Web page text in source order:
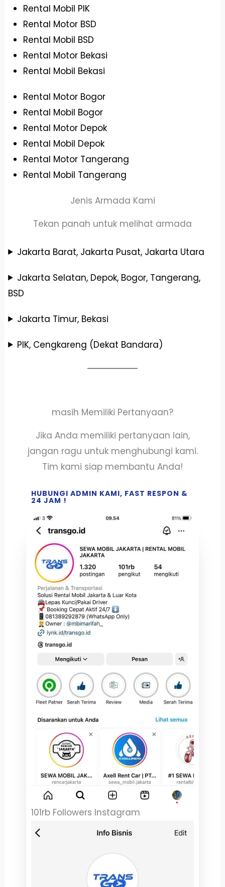
Rental Mobil PIK
Rental Motor BSD
Rental Mobil BSD
Rental Motor Bekasi
Rental Mobil Bekasi
Rental Motor Bogor
Rental Mobil Bogor
Rental Motor Depok
Rental Mobil Depok
Rental Motor Tangerang
Rental Mobil Tangerang
Jenis Armada Kami
Tekan panah untuk melihat armada
Jakarta Barat, Jakarta Pusat, Jakarta Utara
Jakarta Selatan, Depok, Bogor, Tangerang,
BSD
Jakarta Timur, Bekasi
PIK, Cengkareng (Dekat Bandara)
masih Memiliki Pertanyaan?
Jika Anda memiliki pertanyaan lain,
jangan ragu untuk menghubungi kami.
Tim kami siap membantu Anda!
HUBUNGI ADMIN KAMI, FAST RESPON &
24 JAM !
101rb Followers Instagram